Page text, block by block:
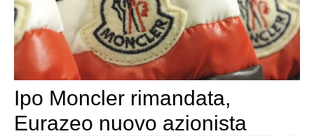
Ipo Moncler rimandata,
Eurazeo nuovo azionista